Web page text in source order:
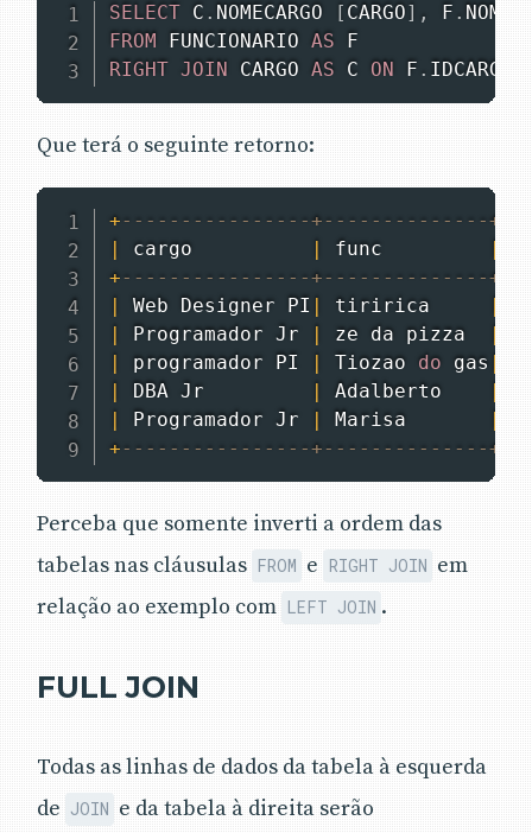
SELECT C . NOMECARGO [ CARGO] , F .
FROM FUNCIONARIO AS
RIGHT JOIN CARGO AS C ON F . IDCARGO
Que terá o seguinte retorno:
+----------------+--------------
cargo func
+----------------+--------------
Web Designer PI tiririca
Programador Jr ze da pizza
programador PI Tiozao do gas
DBA Jr Adalberto
Programador Jr Marisa
+----------------+--------------
Perceba que somente inverti a ordem das
tabelas nas cláusulas FROM e RIGHT JOIN em
relação ao exemplo com LEFT JOIN .
FULL JOIN
Todas as linhas de dados da tabela à esquerda
de JOIN e da tabela à direita serão